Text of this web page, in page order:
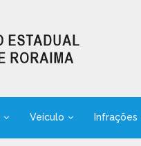
Veículo Infrações